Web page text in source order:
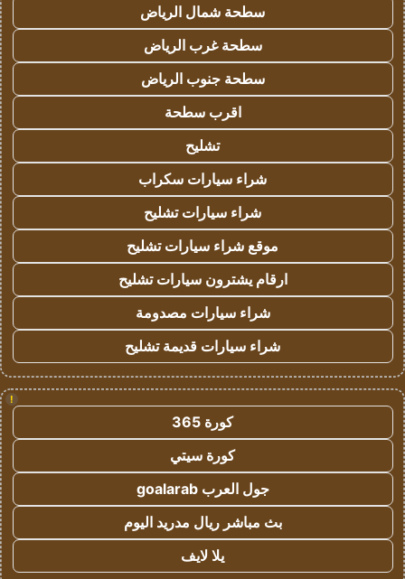
سطحة شمال الرياض
سطحة غرب الرياض
سطحة جنوب الرياض
اقرب سطحة
تشليح
شراء سيارات سكراب
شراء سيارات تشليح
موقع شراء سيارات تشليح
ارقام يشترون سيارات تشليح
شراء سيارات مصدومة
شراء سيارات قديمة تشليح
!
كورة 365
كورة سيتي
جول العرب goalarab
بث مباشر ريال مدريد اليوم
يلا لايف